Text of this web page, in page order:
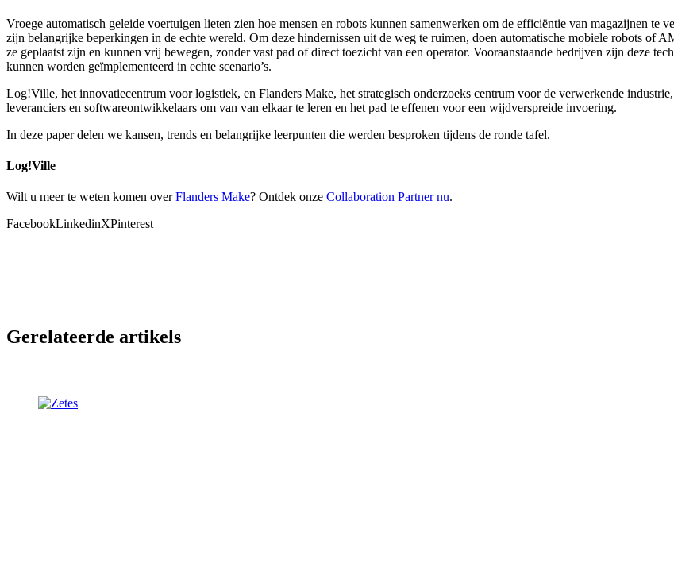
Vroege automatisch geleide voertuigen lieten zien hoe mensen en robots kunnen samenwerken om de efficiëntie van magazijnen
zijn belangrijke beperkingen in de echte wereld. Om deze hindernissen uit de weg te ruimen, doen automatische mobiele robots of
ze geplaatst zijn en kunnen vrij bewegen, zonder vast pad of direct toezicht van een operator. Vooraanstaande bedrijven zijn deze
kunnen worden geïmplementeerd in echte scenario’s.
Log!Ville, het innovatiecentrum voor logistiek, en Flanders Make, het strategisch onderzoeks centrum voor de verwerkende
leveranciers en softwareontwikkelaars om van van elkaar te leren en het pad te effenen voor een wijdverspreide invoering.
In deze paper delen we kansen, trends en belangrijke leerpunten die werden besproken tijdens de ronde tafel.
Log!Ville
Wilt u meer te weten komen overFlanders Make? Ontdek onze Collaboration Partner nu.
FacebookLinkedinXPinterest
Gerelateerde artikels